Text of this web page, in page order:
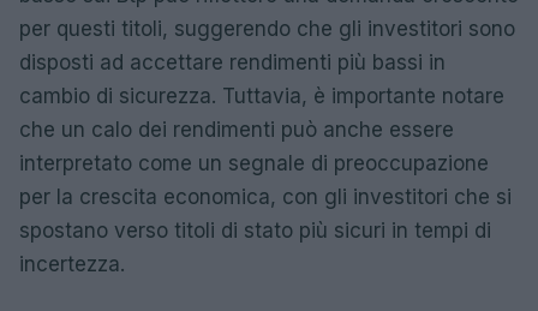
per questi titoli, suggerendo che gli investitori sono
disposti ad accettare rendimenti più bassi in
cambio di sicurezza. Tuttavia, è importante notare
che un calo dei rendimenti può anche essere
interpretato come un segnale di preoccupazione
per la crescita economica, con gli investitori che si
spostano verso titoli di stato più sicuri in tempi di
incertezza.